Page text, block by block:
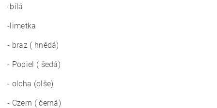
-bílá
-limetka
- braz ( hnědá)
- Popiel ( šedá)
- olcha (olše)
- Czern ( černá)